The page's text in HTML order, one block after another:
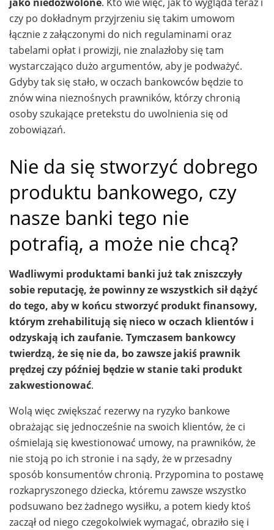
czy po dokładnym przyjrzeniu się takim umowom
łącznie z załączonymi do nich regulaminami oraz
tabelami opłat i prowizji, nie znalazłoby się tam
wystarczająco dużo argumentów, aby je podważyć.
Gdyby tak się stało, w oczach bankowców będzie to
znów wina nieznośnych prawników, którzy chronią
osoby szukające pretekstu do uwolnienia się od
zobowiązań.
Nie da się stworzyć dobrego
produktu bankowego, czy
nasze banki tego nie
potrafią, a może nie chcą?
Wadliwymi produktami banki już tak zniszczyły
sobie reputację, że powinny ze wszystkich sił dążyć
do tego, aby w końcu stworzyć produkt finansowy,
którym zrehabilitują się nieco w oczach klientów i
odzyskają ich zaufanie. Tymczasem bankowcy
twierdzą, że się nie da, bo zawsze jakiś prawnik
prędzej czy później będzie w stanie taki produkt
zakwestionować.
Wolą więc zwiększać rezerwy na ryzyko bankowe
obrażając się jednocześnie na swoich klientów, że ci
ośmielają się kwestionować umowy, na prawników, że
nie stoją po ich stronie i na sądy, że w przesadny
sposób konsumentów chronią. Przypomina to postawę
rozkapryszonego dziecka, któremu zawsze wszystko
podsuwano bez żadnego wysiłku, a potem kiedy ktoś
zaczął od niego czegokolwiek wymagać, obraziło się i